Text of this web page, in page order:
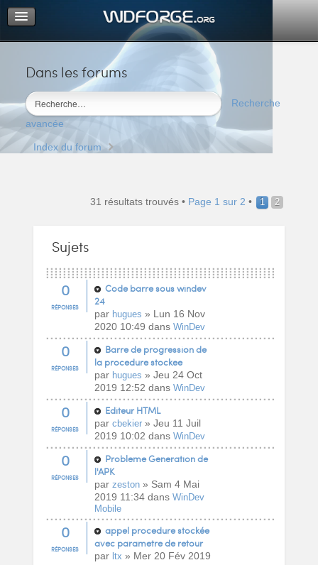
Dans les forums
Recherche
avancée
Portail
Index du forum
M’enregistrer
Connexion
Index du forum
31 résultats trouvés • Page 1 sur 2 • 1 2
Sujets
0
RÉPONSES
Code barre sous windev
24
par hugues » Lun 16 Nov
2020 10:49 dans WinDev
0
RÉPONSES
Barre de progression de
la procedure stockee
par hugues » Jeu 24 Oct
2019 12:52 dans WinDev
0
RÉPONSES
Editeur HTML
par cbekier» Jeu 11 Juil
2019 10:02 dans WinDev
0
RÉPONSES
Probleme Generation de
l'APK
par zeston» Sam 4 Mai
2019 11:34 dans WinDev
Mobile
0
RÉPONSES
appel procedure stockée
avec parametre de retour
par ltx » Mer 20 Fév 2019